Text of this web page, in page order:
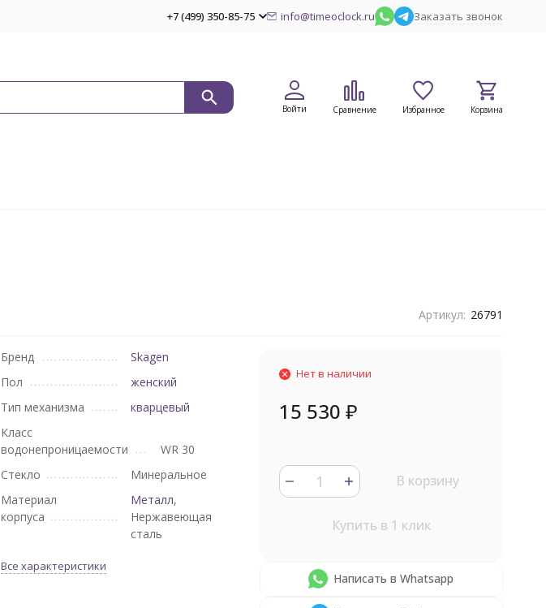
+7 (499) 350-85-75 info@timeoclock.ru Заказать звонок
Войти Сравнение Избранное Корзина
Артикул: 26791
Бренд
Skagen
Пол
женский
Тип механизма
кварцевый
Класс
водонепроницаемости
WR 30
Стекло
Минеральное
Материал
корпуса
Металл,
Нержавеющая
сталь
Все характеристики
Нет в наличии
15 530 ₽
В корзину
Купить в 1 клик
Написать в Whatsapp